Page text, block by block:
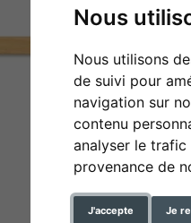
Nous
Nous utilisons
de suivi pour
navigation sur
contenu
analyser le
provenance de
J'accepte Je